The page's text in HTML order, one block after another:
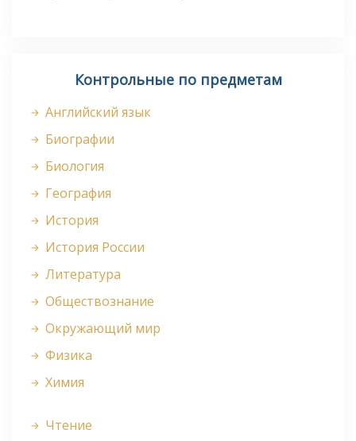
Контрольные по предметам
Английский язык
Биографии
Биология
География
История
История России
Литература
Обществознание
Окружающий мир
Физика
Химия
Чтение